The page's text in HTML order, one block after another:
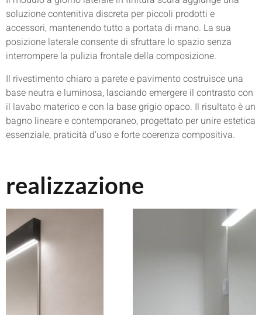
soluzione contenitiva discreta per piccoli prodotti e
accessori, mantenendo tutto a portata di mano. La sua
posizione laterale consente di sfruttare lo spazio senza
interrompere la pulizia frontale della composizione.
Il rivestimento chiaro a parete e pavimento costruisce una
base neutra e luminosa, lasciando emergere il contrasto con
il lavabo materico e con la base grigio opaco. Il risultato è un
bagno lineare e contemporaneo, progettato per unire estetica
essenziale, praticità d’uso e forte coerenza compositiva.
realizzazione